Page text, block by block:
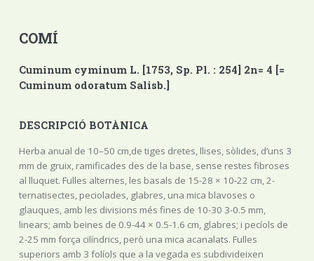
COMÍ
Cuminum cyminum L. [1753, Sp. Pl. : 254] 2n= 4 [=
Cuminum odoratum Salisb.]
DESCRIPCIÓ BOTÀNICA
Herba anual de 10–50 cm,de tiges dretes, llises, sòlides, d’uns 3
mm de gruix, ramificades des de la base, sense restes fibroses
al lluquet. Fulles alternes, les basals de 15-28 × 10-22 cm, 2-
ternatisectes, peciolades, glabres, una mica blavoses o
glauques, amb les divisions més fines de 10-30 3-0.5 mm,
linears; amb beines de 0.9-44 × 0.5-1.6 cm, glabres; i pecíols de
2-25 mm força cilíndrics, però una mica acanalats. Fulles
superiors amb 3 folíols que a la vegada es subdivideixen